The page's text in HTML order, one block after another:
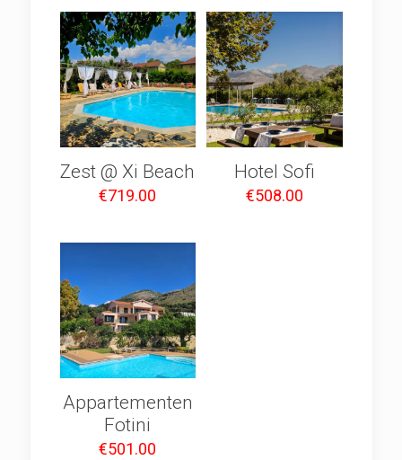
Zest @ Xi Beach
€719.00
Hotel Sofi
€508.00
Appartementen
Fotini
€501.00